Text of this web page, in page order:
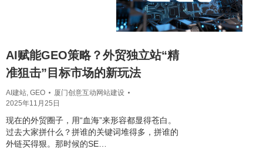
AI赋能GEO策略？外贸独立站“精
准狙击”目标市场的新玩法
AI建站, GEO
厦门创意互动网站建设
2025年11月25日
现在的外贸圈子，用“血海”来形容都显得苍白。
过去大家拼什么？拼谁的关键词堆得多，拼谁的
外链买得狠。那时候的SE…